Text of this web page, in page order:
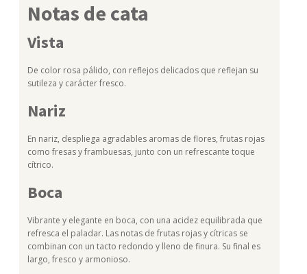
Notas de cata
Vista
De color rosa pálido, con reflejos delicados que reflejan su
sutileza y carácter fresco.
Nariz
En nariz, despliega agradables aromas de flores, frutas rojas
como fresas y frambuesas, junto con un refrescante toque
cítrico.
Boca
Vibrante y elegante en boca, con una acidez equilibrada que
refresca el paladar. Las notas de frutas rojas y cítricas se
combinan con un tacto redondo y lleno de finura. Su final es
largo, fresco y armonioso.